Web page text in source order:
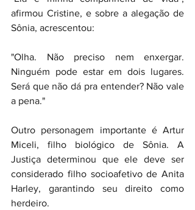
afirmou Cristine, e sobre a alegação de
Sônia, acrescentou:
"Olha. Não preciso nem enxergar.
Ninguém pode estar em dois lugares.
Será que não dá pra entender? Não vale
a pena."
Outro personagem importante é Artur
Miceli, filho biológico de Sônia. A
Justiça determinou que ele deve ser
considerado filho socioafetivo de Anita
Harley, garantindo seu direito como
herdeiro.